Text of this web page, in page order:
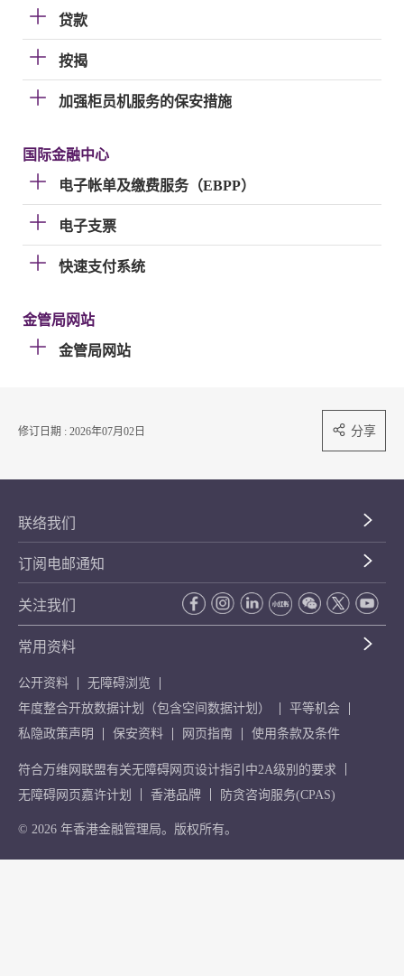
贷款
按揭
加强柜员机服务的保安措施
国际金融中心
电子帐单及缴费服务（EBPP）
电子支票
快速支付系统
金管局网站
金管局网站
修订日期 : 2026年07月02日 分享
联络我们
订阅电邮通知
关注我们
常用资料
公开资料
无障碍浏览
年度整合开放数据计划（包含空间数据计划）
平等机会
私隐政策声明
保安资料 网页指南 使用条款及条件
符合万维网联盟有关无障碍网页设计指引中2A级别的要求
无障碍网页嘉许计划
香港品牌 防贪咨询服务(CPAS)
© 2026 年香港金融管理局。版权所有。